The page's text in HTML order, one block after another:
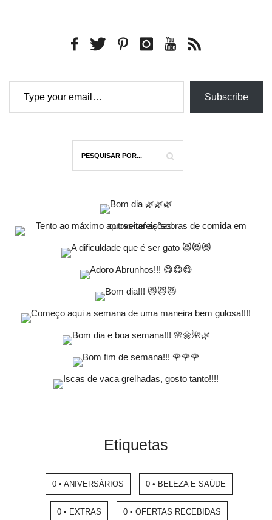
Type your email…
Subscribe
Etiquetas
0 • ANIVERSÁRIOS 0 • BELEZA E SAÚDE
0 • EXTRAS 0 • OFERTAS RECEBIDAS